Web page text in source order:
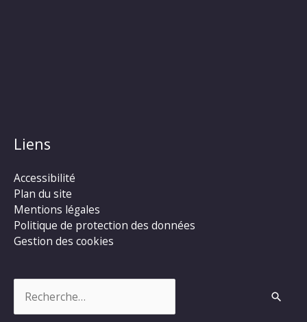
Liens
Accessibilité
Plan du site
Mentions légales
Politique de protection des données
Gestion des cookies